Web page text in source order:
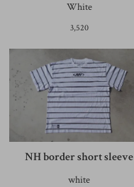
White
3,520
NH border short sleeve
white